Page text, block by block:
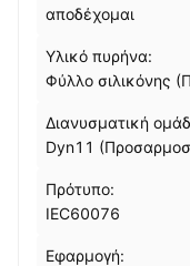
αποδέχομαι
Υλικό πυρήνα:
Φύλλο σιλικόνης
Διανυσματική
Dyn11
Πρότυπο:
IEC60076
Εφαρμογή: